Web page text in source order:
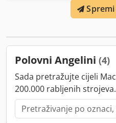
600 mm Brzine do 4500
kw Revolver 11x Uređaj za
Polovni Angelini (4)
Sada pretražujte cijeli
200.000 rabljenih strojeva.